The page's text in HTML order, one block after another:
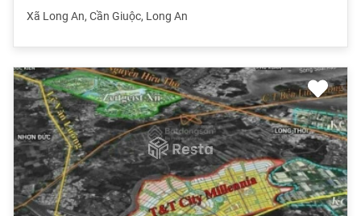
Xã Long An, Cần Giuộc, Long An